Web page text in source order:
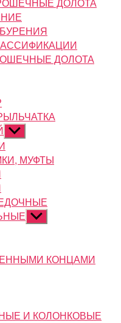
ДОЛОТА
Показывать
подменю
МУФТЫ
Показывать
подменю
КОНЦАМИ
И КОЛОНКОВЫЕ